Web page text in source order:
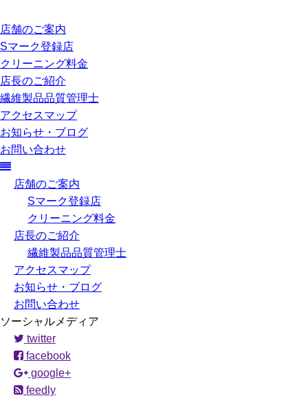
店舗のご案内
Sマーク登録店
クリーニング料金
店長のご紹介
繊維製品品質管理士
アクセスマップ
お知らせ・ブログ
お問い合わせ
店舗のご案内
Sマーク登録店
クリーニング料金
店長のご紹介
繊維製品品質管理士
アクセスマップ
お知らせ・ブログ
お問い合わせ
ソーシャルメディア
twitter
facebook
google+
feedly